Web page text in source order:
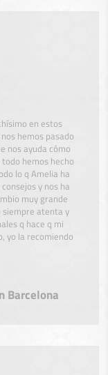
en estos
hemos pasado
nos ayuda cómo
hemos hecho
lo q Amelia ha
y nos ha
muy grande
siempre atenta y
q hace q mi
yo la recomiendo
Barcelona